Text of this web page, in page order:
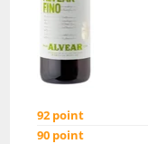
92 point
90 point